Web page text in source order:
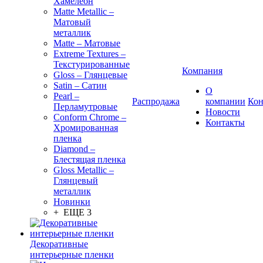
Matte Metallic –
Матовый
металлик
Matte – Матовые
Extreme Textures –
Текстурированные
Gloss – Глянцевые
Satin – Сатин
Pearl –
Перламутровые
Conform Chrome –
Хромированная
пленка
Diamond –
Блестящая пленка
Gloss Metallic –
Глянцевый
металлик
Новинки
+ ЕЩЕ 3
Декоративные
интерьерные пленки
Распродажа
Компания
О
компании
Новости
Контакты